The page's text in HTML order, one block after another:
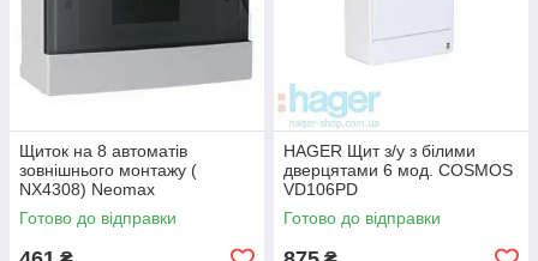
Щиток на 8 автоматів
зовнішнього монтажу (
NX4308) Neomax
Готово до відправки
HAGER Щит з/у з білими
дверцятами 6 мод. COSMOS
VD106PD
Готово до відправки